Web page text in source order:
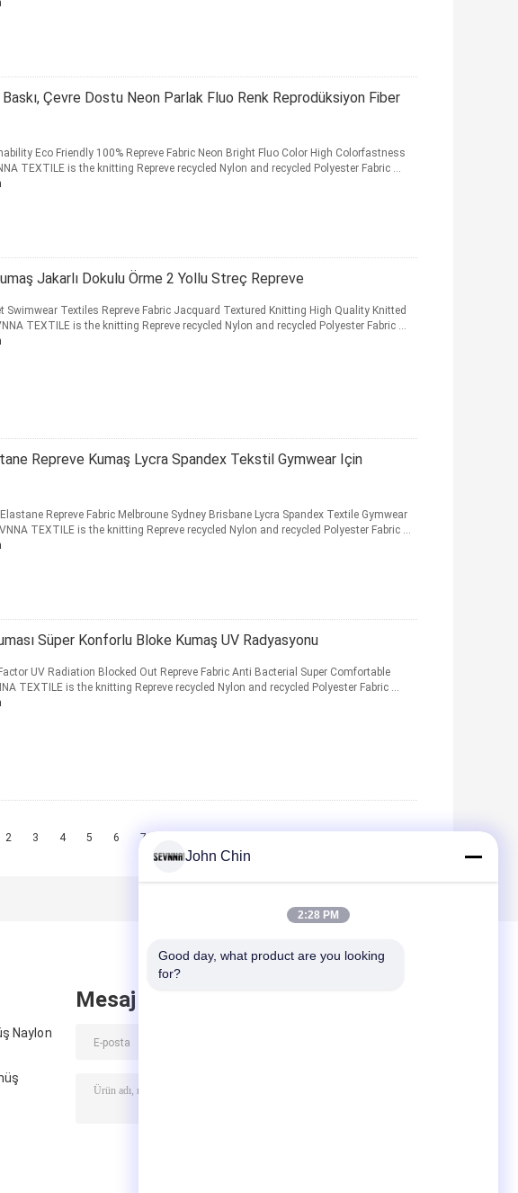
Çevre Dostu Neon Parlak Fluo Renk Reprodüksiyon Fiber
Eco Friendly 100% Repreve Fabric Neon Bright Fluo Color High Colorfastness
TEXTILE is the knitting Repreve recycled Nylon and recycled Polyester Fabric ...
Jakarlı Dokulu Örme 2 Yollu Streç Repreve
Swimwear Textiles Repreve Fabric Jacquard Textured Knitting High Quality Knitted
TEXTILE is the knitting Repreve recycled Nylon and recycled Polyester Fabric ...
Repreve Kumaş Lycra Spandex Tekstil Gymwear Için
Repreve Fabric Melbroune Sydney Brisbane Lycra Spandex Textile Gymwear
TEXTILE is the knitting Repreve recycled Nylon and recycled Polyester Fabric ...
Süper Konforlu Bloke Kumaş UV Radyasyonu
UV Radiation Blocked Out Repreve Fabric Anti Bacterial Super Comfortable
TEXTILE is the knitting Repreve recycled Nylon and recycled Polyester Fabric ...
2 3 4 5 6 7
Naylon
Mesaj bırak
John Chin
2:28 PM
Good day, what product are you looking
for?